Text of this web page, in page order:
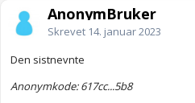
AnonymBruker
Skrevet 14. januar 2023
Den sistnevnte
Anonymkode: 617cc...5b8